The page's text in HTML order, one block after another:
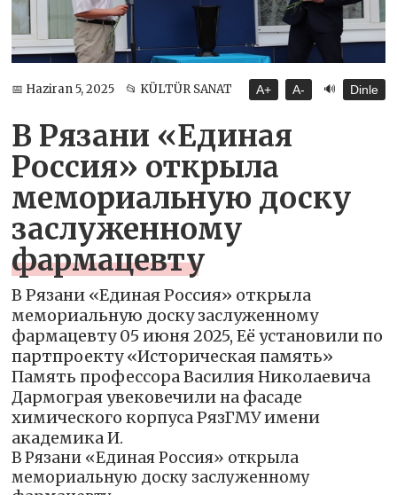
📅 Haziran 5, 2025 📂 KÜLTÜR SANAT A+ A- 🔊 Dinle
В Рязани «Единая
Россия» открыла
мемориальную доску
заслуженному
фармацевту
В Рязани «Единая Россия» открыла
мемориальную доску заслуженному
фармацевту 05 июня 2025, Её установили по
партпроекту «Историческая память»
Память профессора Василия Николаевича
Дармограя увековечили на фасаде
химического корпуса РязГМУ имени
академика И.
В Рязани «Единая Россия» открыла
мемориальную доску заслуженному